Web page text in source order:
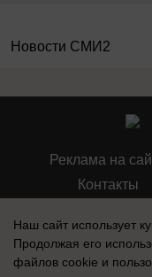
Новости СМИ2
Реклама на
Контакты
Наш сайт использует
Продолжая его
файлов cookie и